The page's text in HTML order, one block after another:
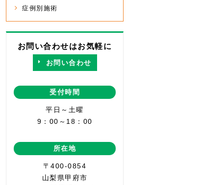
症例別施術
お問い合わせはお気軽に
お問い合わせ
受付時間
平日～土曜
9：00～18：00
所在地
〒400-0854
山梨県甲府市